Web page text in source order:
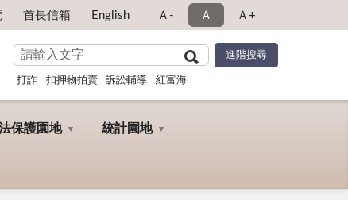
首長信箱 English Ａ- Ａ Ａ+
打詐 扣押物拍賣 訴訟輔導 紅富海
保護園地 統計園地